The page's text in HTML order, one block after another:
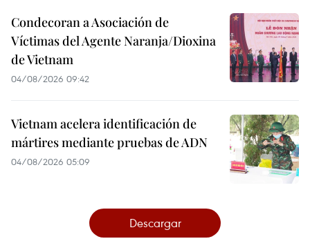
Condecoran a Asociación de
Víctimas del Agente Naranja/Dioxina
de Vietnam
04/08/2026 09:42
Vietnam acelera identificación de
mártires mediante pruebas de ADN
04/08/2026 05:09
Descargar